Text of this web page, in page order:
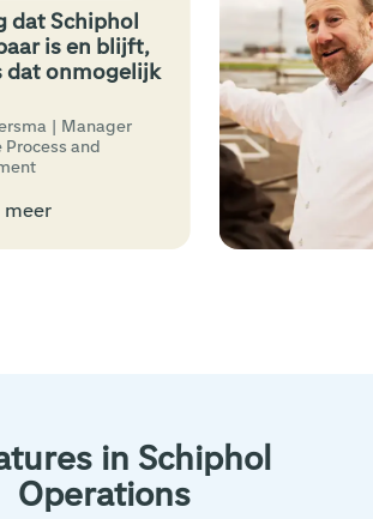
dat Schiphol
is en blijft,
als dat onmogelijk
Boersma | Manager
Process and
meer
in Schiphol
Operations